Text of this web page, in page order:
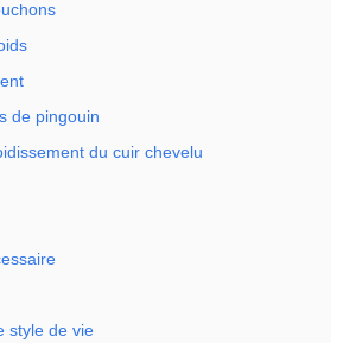
de pingouin
du cuir chevelu
style de vie